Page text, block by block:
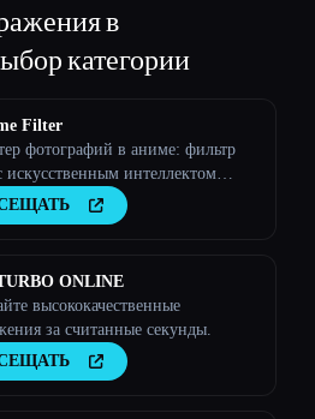
в
категории
Filter
фотографий в аниме: фильтр
искусственным интеллектом
ONLINE
высококачественные
за считанные секунды.